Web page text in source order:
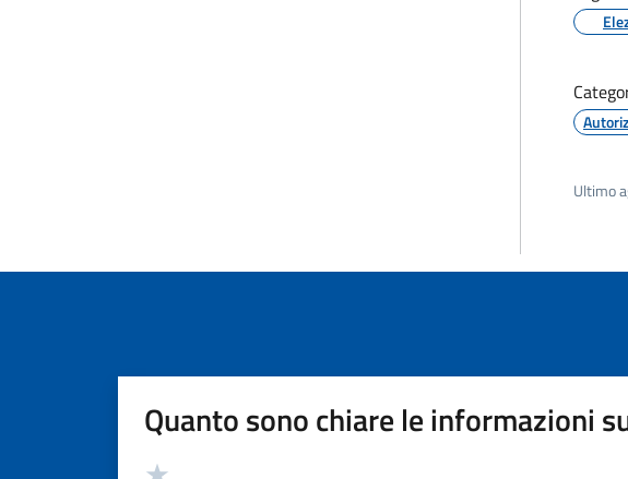
Ultimo
Quanto sono chiare le informazioni
Valutazione